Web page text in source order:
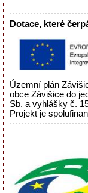
Dotace, které
Územní plán
obce Závišice do
Sb. a vyhlášky č.
Projekt je